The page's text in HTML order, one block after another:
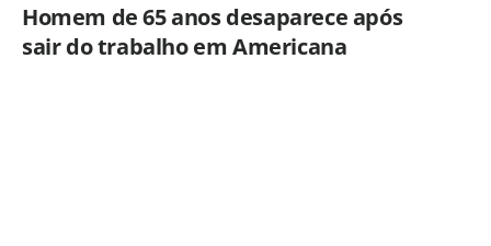
Homem de 65 anos desaparece após
sair do trabalho em Americana